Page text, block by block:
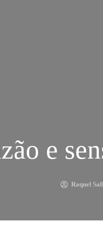
e
Raquel